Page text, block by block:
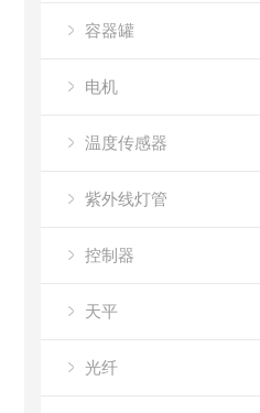
容器罐
电机
温度传感器
紫外线灯管
控制器
天平
光纤